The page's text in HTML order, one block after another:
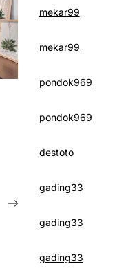
post:
mekar99
mekar99
pondok969
pondok969
destoto
gading33
gading33
gading33